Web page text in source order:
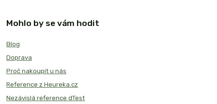
Mohlo by se vám hodit
Blog
Doprava
Proč nakoupit u nás
Reference z Heureka.cz
Nezávislá reference dTest